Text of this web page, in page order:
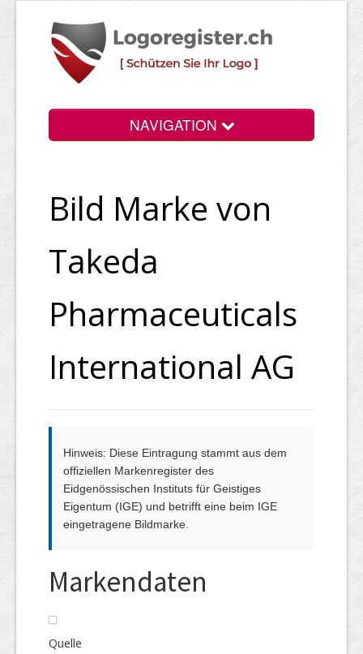
NAVIGATION
Login
Preise
Rechtliche Infos
Bild Marke von
Takeda
Pharmaceuticals
International AG
Hinweis: Diese Eintragung stammt aus dem
offiziellen Markenregister des
Eidgenössischen Instituts für Geistiges
Eigentum (IGE) und betrifft eine beim IGE
eingetragene Bildmarke.
Markendaten
Quelle